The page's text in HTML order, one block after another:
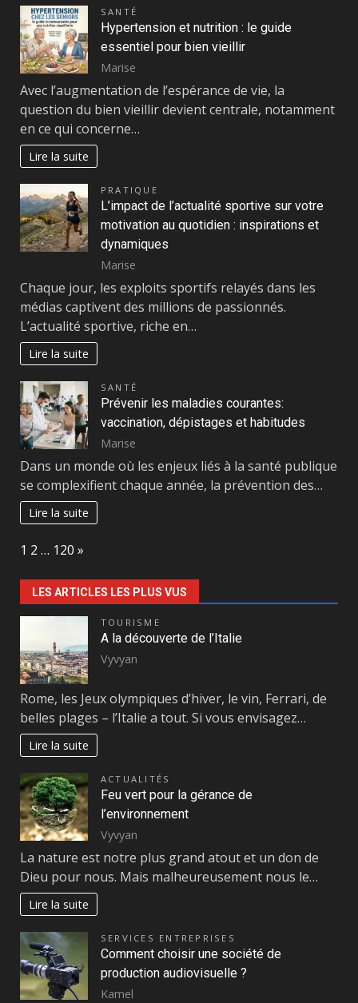
SANTÉ
Hypertension et nutrition : le guide
essentiel pour bien vieillir
Marise
Avec l’augmentation de l’espérance de vie, la
question du bien vieillir devient centrale, notamment
en ce qui concerne…
Lire la suite
PRATIQUE
L’impact de l’actualité sportive sur votre
motivation au quotidien : inspirations et
dynamiques
Marise
Chaque jour, les exploits sportifs relayés dans les
médias captivent des millions de passionnés.
L’actualité sportive, riche en…
Lire la suite
SANTÉ
Prévenir les maladies courantes:
vaccination, dépistages et habitudes
Marise
Dans un monde où les enjeux liés à la santé publique
se complexifient chaque année, la prévention des…
Lire la suite
Page:
1 2 … 120 Next
»
LES ARTICLES LES PLUS VUS
TOURISME
A la découverte de l’Italie
Vyvyan
Rome, les Jeux olympiques d’hiver, le vin, Ferrari, de
belles plages – l’Italie a tout. Si vous envisagez…
Lire la suite
ACTUALITÉS
Feu vert pour la gérance de
l’environnement
Vyvyan
La nature est notre plus grand atout et un don de
Dieu pour nous. Mais malheureusement nous le…
Lire la suite
SERVICES ENTREPRISES
Comment choisir une société de
production audiovisuelle ?
Kamel